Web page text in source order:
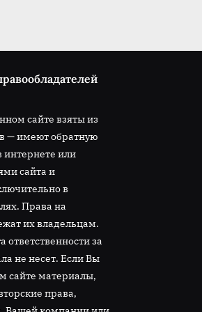
сайте взяты из
— имеют обратную
интернете или
сайта и
в
Права на
их владельцам.
за
не несет. Если Вы
сайте материалы,
права,